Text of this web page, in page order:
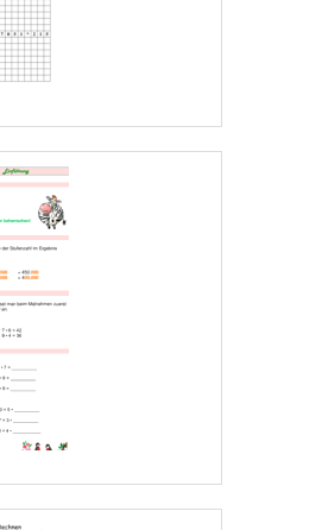
01
5
13
30
12
24
Gewinn. Davon werden 1750€ für Ausflüge zurück
verteilt werden. W
= 257 €
€
€. 1 l klarer  Apfelsaft kostet 1,50 €.
ml   also   4 • 1,20 € = 4,80 € < naturtrüber Apfelsaft
Cent günstiger als der naturtrübe Apfelsaft.